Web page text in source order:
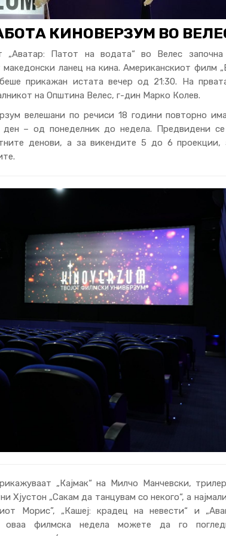
КИНОВЕРЗУМ ВО
„Аватар: Патот на водата“ во Велес
ланец на кина. Американскиот филм
прикажан истата вечер од 21:30. На првата
на Општина Велес, г-дин Марко Колев.
велешани по речиси 18 години повторно
– од понеделник до недела. Предвидени се
денови, а за викендите 5 до 6 проекции,
„Кајмак“ на Милчо Манчевски,
Хјустон „Сакам да танцувам со некого“, а
Морис”, „Кашеј: крадец на невести“ и
оваа филмска недела можете да го